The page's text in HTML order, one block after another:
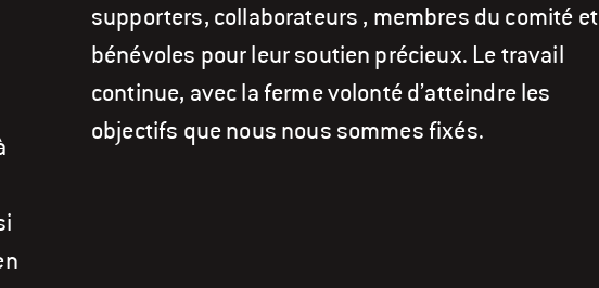
supporters, collaborateurs , membres du comité et
bénévoles pour leur soutien précieux. Le travail
continue, avec la ferme volonté d’atteindre les
objectifs que nous nous sommes fixés.